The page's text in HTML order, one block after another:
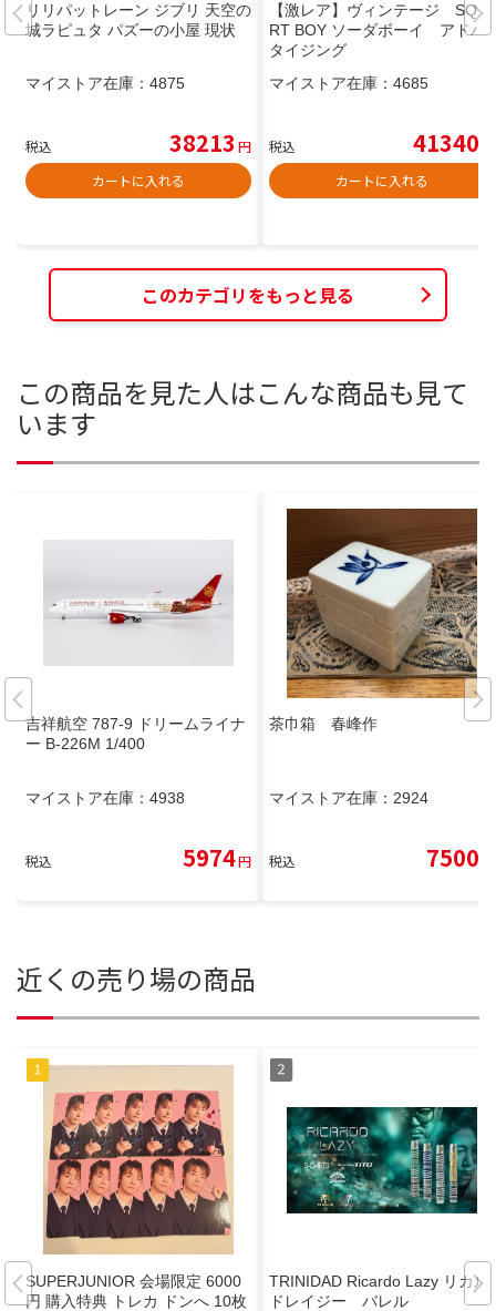
リリパットレーン ジブリ 天空の
城ラピュタ パズーの小屋 現状
マイストア在庫： 4875
税込 38213 円
カートに入れる
【激レア】ヴィンテージ SQUI
RT BOY ソーダボーイ アドバ
タイジング
マイストア在庫： 4685
税込 41340
カートに入れる
このカテゴリをもっと見る
この商品を見た人はこんな商品も見て
います
吉祥航空 787-9 ドリームライナ
ー B-226M 1/400
マイストア在庫： 4938
税込 5974円
茶巾箱 春峰作
マイストア在庫： 2924
税込 7500
近くの売り場の商品
SUPERJUNIOR 会場限定 6000
円 購入特典 トレカ ドンへ 10枚
TRINIDAD Ricardo Lazy リカル
ドレイジー バレル